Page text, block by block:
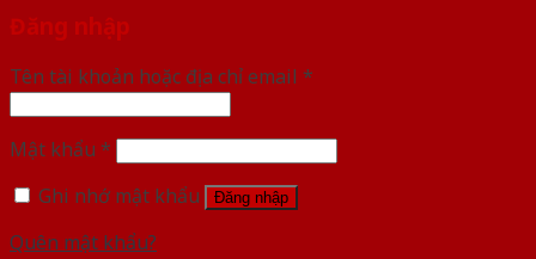
Đăng nhập
Tên tài khoản hoặc địa chỉ email *
Mật khẩu *
Ghi nhớ mật khẩu
Đăng nhập
Quên mật khẩu?